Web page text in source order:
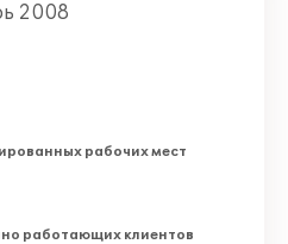
2008
рабочих мест
работающих клиентов